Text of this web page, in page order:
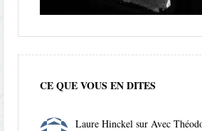
CE QUE VOUS EN DITES
Laure Hinckel surAvec